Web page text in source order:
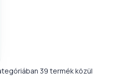
39 termék közül